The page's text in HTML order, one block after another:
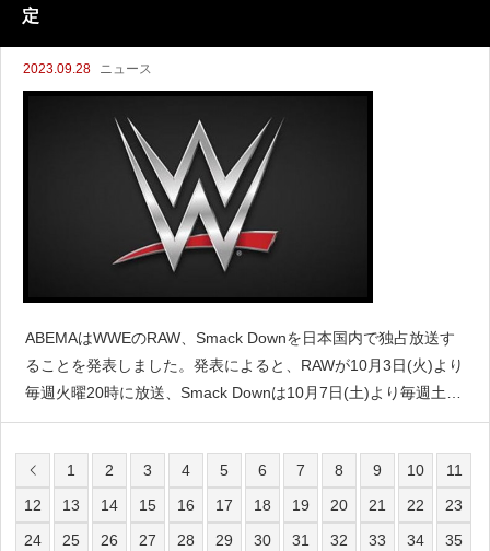
定
2023.09.28 ニュース
ABEMAはWWEのRAW、Smack Downを日本国内で独占放送す
ることを発表しました。発表によると、RAWが10月3日(火)より
毎週火曜20時に放送、Smack Downは10月7日(土)より毎週土曜
20時に放送となります。日本語実況による放送だということで
1
2 3 4 5 6 7 8 9 10
11
12
13 14 15 16 17 18 19 20 21 22
23
24
25 26 27 28 29 30 31 32 33 34
35